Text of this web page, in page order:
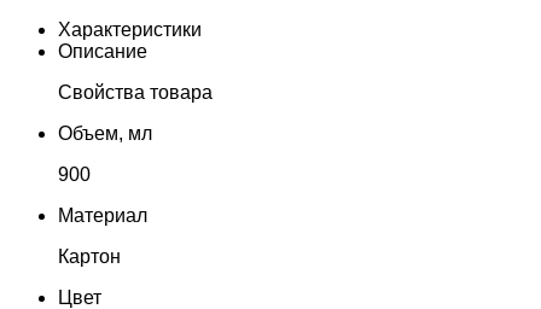
Характеристики
Описание
Свойства товара
Объем, мл
900
Материал
Картон
Цвет